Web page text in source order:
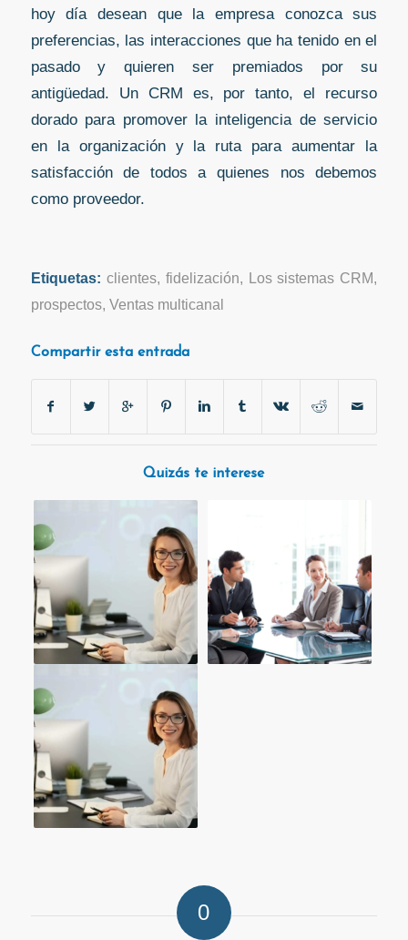
hoy día desean que la empresa conozca sus
preferencias, las interacciones que ha tenido en el
pasado y quieren ser premiados por su
antigüedad. Un CRM es, por tanto, el recurso
dorado para promover la inteligencia de servicio
en la organización y la ruta para aumentar la
satisfacción de todos a quienes nos debemos
como proveedor.
Etiquetas: clientes, fidelización, Los sistemas CRM,
prospectos, Ventas multicanal
Compartir esta entrada
Quizás te interese
0